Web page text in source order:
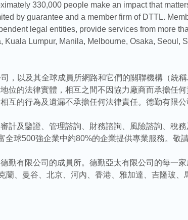
330,000 people make an impact that
by guarantee and a member firm of DTTL.
legal entities, provide services from more
Lumpur, Manila, Melbourne, Osaka, Seoul,
，以及其全球成員所網路和它們的關聯機構（統
位的法律實體，相互之間不因協力廠商而承擔任
互的行為及遺漏不承擔任何法律責任。德勤有限
計及鑒證、管理諮詢、財務諮詢、風險諮詢、稅
全球500強企業中約80%的企業提供專業服務。
勤有限公司的成員所。德勤亞太有限公司的每一
蘭、曼谷、北京、河內、香港、雅加達、吉隆玻